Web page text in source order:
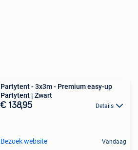
Partytent - 3x3m - Premium easy-up
Partytent | Zwart
€ 138,95 Details
Bezoek website Vandaag